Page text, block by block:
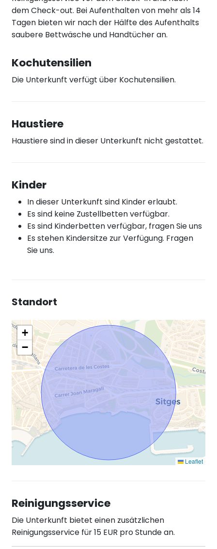
dem Check-out. Bei Aufenthalten von mehr als 14
Tagen bieten wir nach der Hälfte des Aufenthalts
saubere Bettwäsche und Handtücher an.
Kochutensilien
Die Unterkunft verfügt über Kochutensilien.
Haustiere
Haustiere sind in dieser Unterkunft nicht gestattet.
Kinder
In dieser Unterkunft sind Kinder erlaubt.
Es sind keine Zustellbetten verfügbar.
Es sind Kinderbetten verfügbar, fragen Sie uns
Es stehen Kindersitze zur Verfügung. Fragen
Sie uns.
Standort
+
−
Leaflet
Reinigungsservice
Die Unterkunft bietet einen zusätzlichen
Reinigungsservice für 15 EUR pro Stunde an.